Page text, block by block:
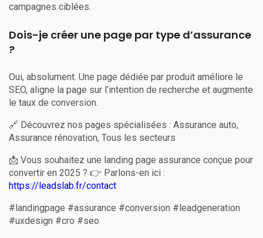
campagnes ciblées.
Dois-je créer une page par type d’assurance
?
Oui, absolument. Une page dédiée par produit améliore le
SEO, aligne la page sur l’intention de recherche et augmente
le taux de conversion.
🔗 Découvrez nos pages spécialisées : Assurance auto,
Assurance rénovation, Tous les secteurs
📩 Vous souhaitez une landing page assurance conçue pour
convertir en 2025 ? 👉 Parlons-en ici :
https://leadslab.fr/contact
#landingpage #assurance #conversion #leadgeneration
#uxdesign #cro #seo